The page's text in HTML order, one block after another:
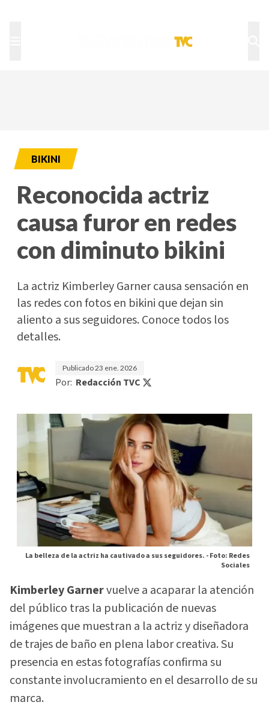
BIKINI
Reconocida actriz
causa furor en redes
con diminuto bikini
La actriz Kimberley Garner causa sensación en
las redes con fotos en bikini que dejan sin
aliento a sus seguidores. Conoce todos los
detalles.
Publicado23 ene. 2026
Por: Redacción TVC
La belleza de la actriz ha cautivado a sus seguidores. -Foto: Redes
Sociales
Kimberley Garnervuelve a acaparar la atención
del público tras la publicación de nuevas
imágenes que muestran a la actriz y diseñadora
de trajes de baño en plena labor creativa. Su
presencia en estas fotografías confirma su
constante involucramiento en el desarrollo de su
marca.